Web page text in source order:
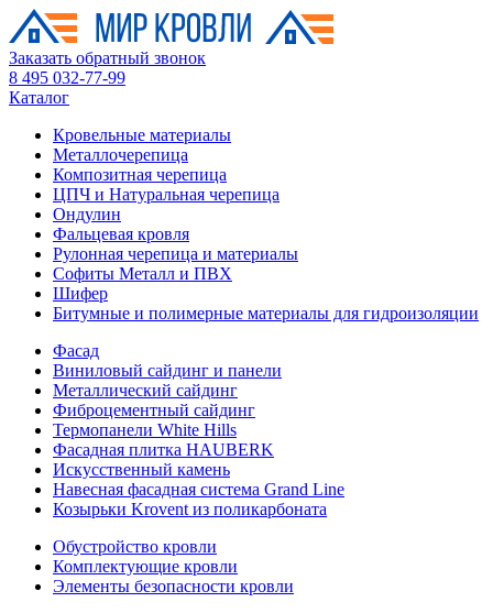
Заказать обратный звонок
8 495 032-77-99
Каталог
Кровельные материалы
Металлочерепица
Композитная черепица
ЦПЧ и Натуральная черепица
Ондулин
Фальцевая кровля
Рулонная черепица и материалы
Софиты Металл и ПВХ
Шифер
Битумные и полимерные материалы для гидроизоляции
Фасад
Виниловый сайдинг и панели
Металлический сайдинг
Фиброцементный сайдинг
Термопанели White Hills
Фасадная плитка HAUBERK
Искусственный камень
Навесная фасадная система Grand Line
Козырьки Krovent из поликарбоната
Обустройство кровли
Комплектующие кровли
Элементы безопасности кровли